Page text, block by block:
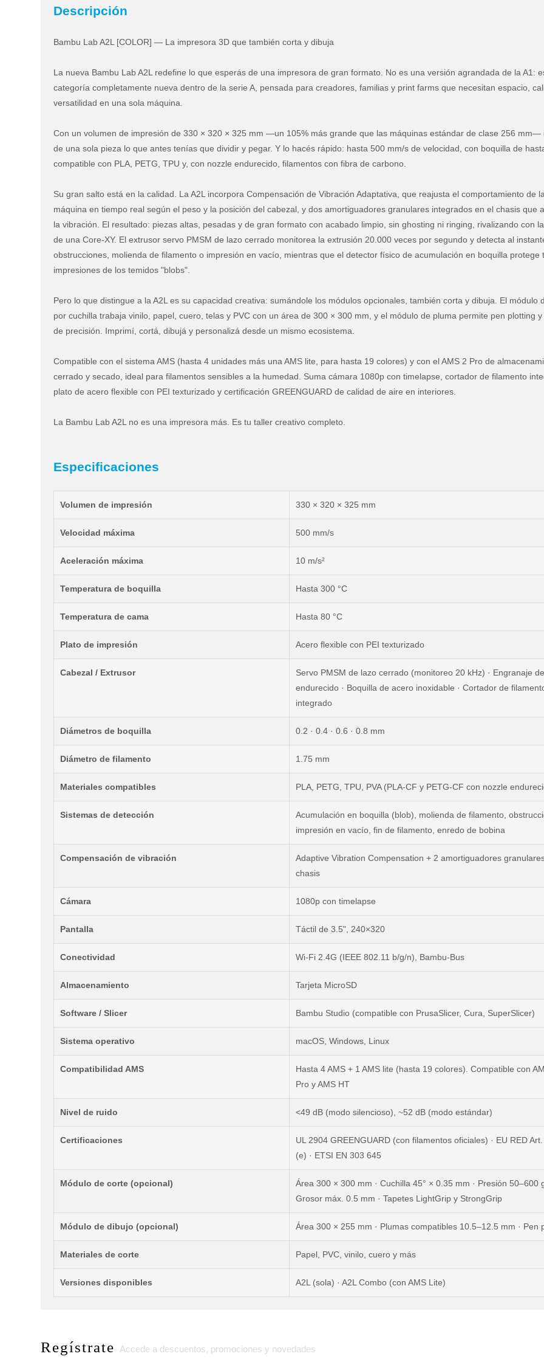
Descripción
Bambu Lab A2L [COLOR] — La impresora 3D que también corta y dibuja
La nueva Bambu Lab A2L redefine lo que esperás de una impresora de gran formato. No es una versión agrandada de la A1:
categoría completamente nueva dentro de la serie A, pensada para creadores, familias y print farms que necesitan espacio,
versatilidad en una sola máquina.
Con un volumen de impresión de 330 × 320 × 325 mm —un 105% más grande que las máquinas estándar de clase 256 mm—
de una sola pieza lo que antes tenías que dividir y pegar. Y lo hacés rápido: hasta 500 mm/s de velocidad, con boquilla de
compatible con PLA, PETG, TPU y, con nozzle endurecido, filamentos con fibra de carbono.
Su gran salto está en la calidad. La A2L incorpora Compensación de Vibración Adaptativa, que reajusta el comportamiento de la
máquina en tiempo real según el peso y la posición del cabezal, y dos amortiguadores granulares integrados en el chasis que
la vibración. El resultado: piezas altas, pesadas y de gran formato con acabado limpio, sin ghosting ni ringing, rivalizando con
de una Core-XY. El extrusor servo PMSM de lazo cerrado monitorea la extrusión 20.000 veces por segundo y detecta al
obstrucciones, molienda de filamento o impresión en vacío, mientras que el detector físico de acumulación en boquilla protege
impresiones de los temidos "blobs".
Pero lo que distingue a la A2L es su capacidad creativa: sumándole los módulos opcionales, también corta y dibuja. El módulo
por cuchilla trabaja vinilo, papel, cuero, telas y PVC con un área de 300 × 300 mm, y el módulo de pluma permite pen plotting
de precisión. Imprimí, cortá, dibujá y personalizá desde un mismo ecosistema.
Compatible con el sistema AMS (hasta 4 unidades más una AMS lite, para hasta 19 colores) y con el AMS 2 Pro de
cerrado y secado, ideal para filamentos sensibles a la humedad. Suma cámara 1080p con timelapse, cortador de filamento
plato de acero flexible con PEI texturizado y certificación GREENGUARD de calidad de aire en interiores.
La Bambu Lab A2L no es una impresora más. Es tu taller creativo completo.
Especificaciones
Volumen de impresión 330 × 320 × 325 mm
Velocidad máxima 500 mm/s
Aceleración máxima 10 m/s²
Temperatura de boquilla Hasta 300 °C
Temperatura de cama Hasta 80 °C
Plato de impresión Acero flexible con PEI texturizado
Cabezal / Extrusor
Servo PMSM de lazo cerrado (monitoreo 20 kHz) · Engranaje
endurecido · Boquilla de acero inoxidable · Cortador de
integrado
Diámetros de boquilla 0.2 · 0.4 · 0.6 · 0.8 mm
Diámetro de filamento 1.75 mm
Materiales compatibles PLA, PETG, TPU, PVA (PLA-CF y PETG-CF con nozzle
Sistemas de detección
Acumulación en boquilla (blob), molienda de filamento,
impresión en vacío, fin de filamento, enredo de bobina
Compensación de vibración
Adaptive Vibration Compensation + 2 amortiguadores
chasis
Cámara 1080p con timelapse
Pantalla Táctil de 3.5", 240×320
Conectividad Wi-Fi 2.4G (IEEE 802.11 b/g/n), Bambu-Bus
Almacenamiento Tarjeta MicroSD
Software / Slicer Bambu Studio (compatible con PrusaSlicer, Cura, SuperSlicer)
Sistema operativo macOS, Windows, Linux
Compatibilidad AMS
Hasta 4 AMS + 1 AMS lite (hasta 19 colores). Compatible con
Pro y AMS HT
Nivel de ruido <49 dB (modo silencioso), ~52 dB (modo estándar)
Certificaciones
UL 2904 GREENGUARD (con filamentos oficiales) · EU RED
(e) · ETSI EN 303 645
Módulo de corte (opcional)
Área 300 × 300 mm · Cuchilla 45° × 0.35 mm · Presión 50–600
Grosor máx. 0.5 mm · Tapetes LightGrip y StrongGrip
Módulo de dibujo (opcional) Área 300 × 255 mm · Plumas compatibles 10.5–12.5 mm · Pen
Materiales de corte Papel, PVC, vinilo, cuero y más
Versiones disponibles A2L (sola) · A2L Combo (con AMS Lite)
Regístrate Accede a descuentos, promociones y novedades